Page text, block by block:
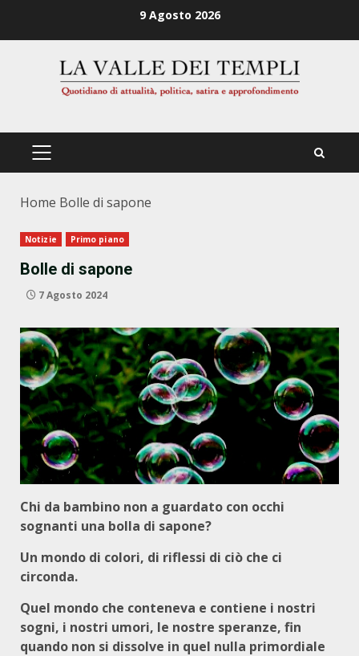
9 Agosto 2026
PRIMÄRES
Home Bolle di sapone
Notizie Primo piano
Bolle di sapone
7 Agosto 2024
Chi da bambino non a guardato con occhi
sognanti una bolla di sapone?
Un mondo di colori, di riflessi di ciò che ci
circonda.
Quel mondo che conteneva e contiene i nostri
sogni, i nostri umori, le nostre speranze, fin
quando non si dissolve in quel nulla primordiale